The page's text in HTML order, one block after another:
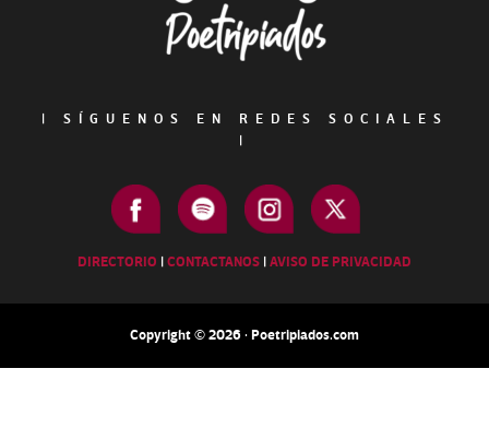
|
SÍGUENOS EN REDES SOCIALES
|
DIRECTORIO |CONTACTANOS |AVISO DE PRIVACIDAD
Copyright © 2026 · Poetripiados.com